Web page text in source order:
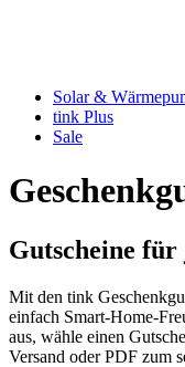
Solar &
tink Plus
Sale
Gutscheine für
Mit den tink
einfach Smart-Home-
aus, wähle einen
Versand oder PDF zum